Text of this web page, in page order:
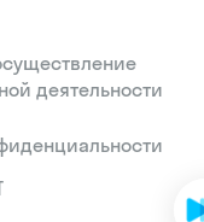
деятельности